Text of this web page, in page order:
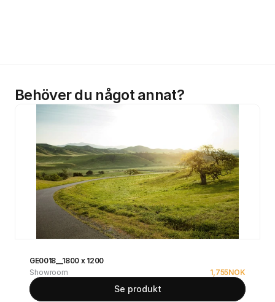
Behöver du något annat?
GE0018__1800 x 1200
Showroom
1,755NOK
Se produkt